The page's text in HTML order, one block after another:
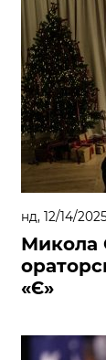
нд, 12/14/
Микола
«Є»